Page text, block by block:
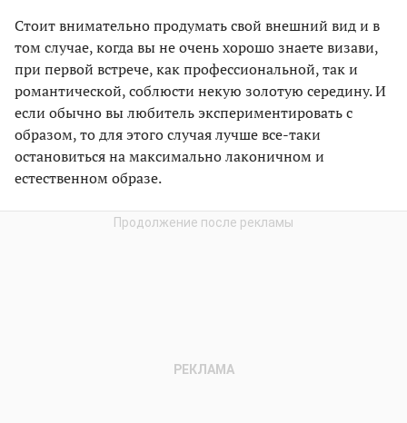
Cтоит внимательно продумать свой внешний вид и в
том случае, когда вы не очень хорошо знаете визави,
при первой встрече, как профессиональной, так и
романтической, соблюсти некую золотую середину. И
если обычно вы любитель экспериментировать с
образом, то для этого случая лучше все-таки
остановиться на максимально лаконичном и
естественном образе.